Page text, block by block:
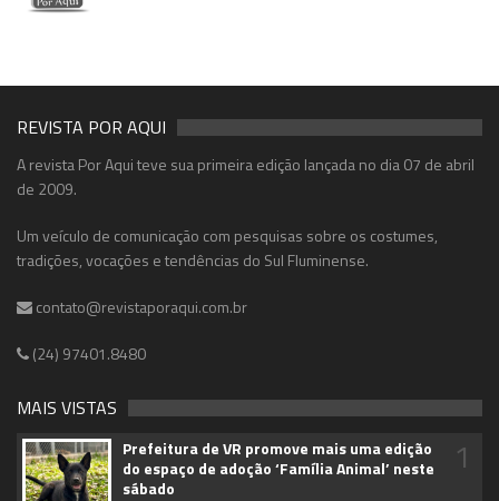
REVISTA POR AQUI
A revista Por Aqui teve sua primeira edição lançada no dia 07 de abril
de 2009.
Um veículo de comunicação com pesquisas sobre os costumes,
tradições, vocações e tendências do Sul Fluminense.
contato@revistaporaqui.com.br
(24) 97401.8480
MAIS VISTAS
Prefeitura de VR promove mais uma edição
do espaço de adoção ‘Família Animal’ neste
sábado
1